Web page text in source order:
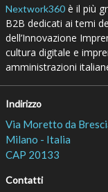
Nextwork360è il più
B2B dedicati ai temi
dell’Innovazione
cultura digitale e
amministrazioni
Indirizzo
Via Moretto da
Milano - Italia
CAP 20133
Contatti